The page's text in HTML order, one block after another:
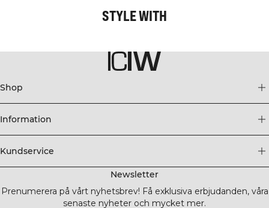
STYLE WITH
Shop
Information
Kundservice
Newsletter
Prenumerera på vårt nyhetsbrev! Få exklusiva erbjudanden, våra
senaste nyheter och mycket mer.